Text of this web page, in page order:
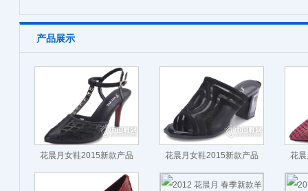
产品展示
花晨月女鞋2015新款产品 花晨月女鞋2015新款产品 花